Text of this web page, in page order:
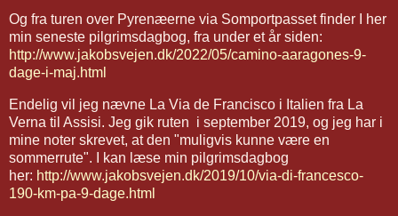
Og fra turen over Pyrenæerne via Somportpasset finder I her
min seneste pilgrimsdagbog, fra under et år siden:
http://www.jakobsvejen.dk/2022/05/camino-aaragones-9-
dage-i-maj.html
Endelig vil jeg nævne La Via de Francisco i Italien fra La
Verna til Assisi. Jeg gik ruten i september 2019, og jeg har i
mine noter skrevet, at den "muligvis kunne være en
sommerrute". I kan læse min pilgrimsdagbog
her: http://www.jakobsvejen.dk/2019/10/via-di-francesco-
190-km-pa-9-dage.html